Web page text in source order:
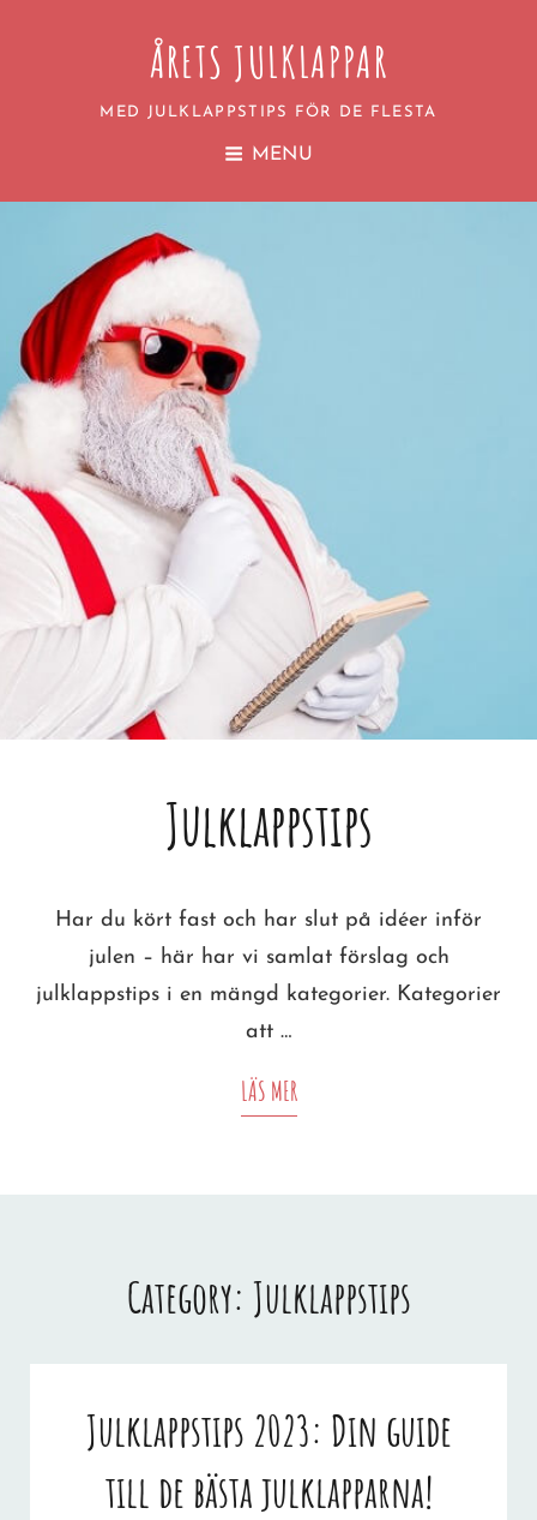
ÅRETS JULKLAPPAR
MED JULKLAPPSTIPS FÖR DE FLESTA
MENU
Julklappstips
Har du kört fast och har slut på idéer inför
julen – här har vi samlat förslag och
julklappstips i en mängd kategorier. Kategorier
att …
LÄS MERJULKLAPPSTIPS
Category: Julklappstips
Julklappstips 2023: Din guide
till de bästa julklapparna!